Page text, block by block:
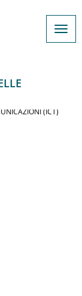
(ICT)